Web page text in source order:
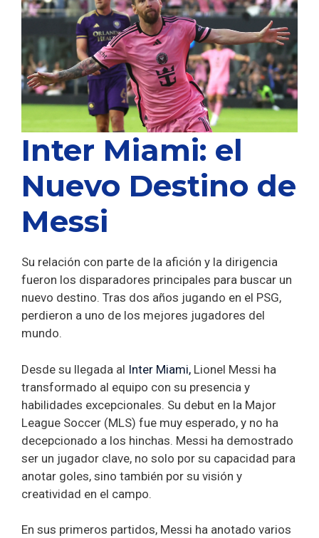
Inter Miami: el
Nuevo Destino de
Messi
Su relación con parte de la afición y la dirigencia
fueron los disparadores principales para buscar un
nuevo destino. Tras dos años jugando en el PSG,
perdieron a uno de los mejores jugadores del
mundo.
Desde su llegada al Inter Miami, Lionel Messi ha
transformado al equipo con su presencia y
habilidades excepcionales. Su debut en la Major
League Soccer (MLS) fue muy esperado, y no ha
decepcionado a los hinchas. Messi ha demostrado
ser un jugador clave, no solo por su capacidad para
anotar goles, sino también por su visión y
creatividad en el campo.
En sus primeros partidos, Messi ha anotado varios